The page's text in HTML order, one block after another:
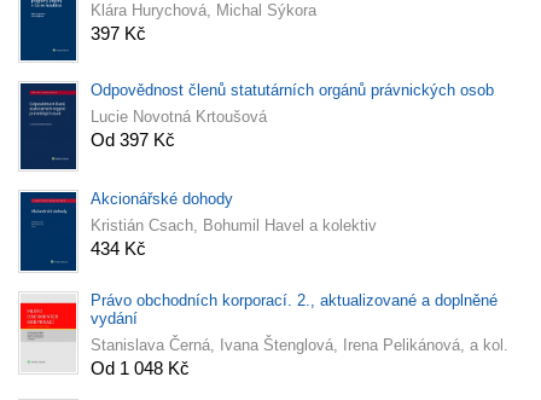
Klára Hurychová, Michal Sýkora
397 Kč
Odpovědnost členů statutárních orgánů právnických osob
Lucie Novotná Krtoušová
Od 397 Kč
Akcionářské dohody
Kristián Csach, Bohumil Havel a kolektiv
434 Kč
Právo obchodních korporací. 2., aktualizované a doplněné
vydání
Stanislava Černá, Ivana Štenglová, Irena Pelikánová, a kol.
Od 1 048 Kč